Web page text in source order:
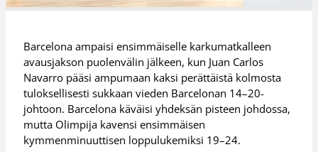
Barcelona ampaisi ensimmäiselle karkumatkalleen
avausjakson puolenvälin jälkeen, kun Juan Carlos
Navarro pääsi ampumaan kaksi perättäistä kolmosta
tuloksellisesti sukkaan vieden Barcelonan 14–20-
johtoon. Barcelona käväisi yhdeksän pisteen johdossa,
mutta Olimpija kavensi ensimmäisen
kymmenminuuttisen loppulukemiksi 19–24.